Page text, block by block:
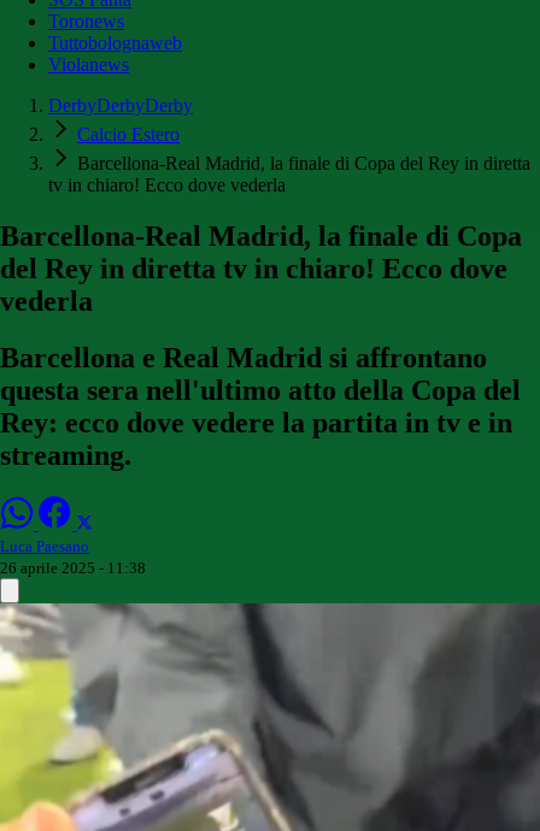
Toronews
Tuttobolognaweb
Violanews
DerbyDerbyDerby
Calcio Estero
Barcellona-Real Madrid, la finale di Copa del Rey in diretta
tv in chiaro! Ecco dove vederla
Barcellona-Real Madrid, la finale di Copa
del Rey in diretta tv in chiaro! Ecco dove
vederla
Barcellona e Real Madrid si affrontano
questa sera nell'ultimo atto della Copa del
Rey: ecco dove vedere la partita in tv e in
streaming.
Luca Paesano
26 aprile 2025 - 11:38